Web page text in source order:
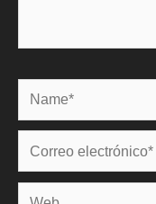
Name*
Correo
electrónico*
Web